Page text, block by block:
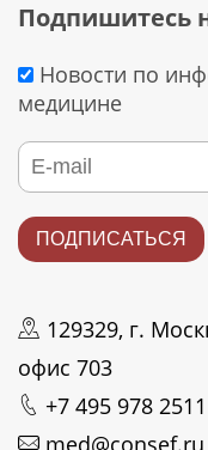
Подпишитесь
Новости по
медицине
129329, г.
офис 703
+7 495 978 2511